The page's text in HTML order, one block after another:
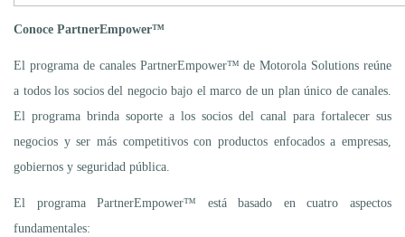
Conoce PartnerEmpower™
El programa de canales PartnerEmpower™ de Motorola Solutions reúne
a todos los socios del negocio bajo el marco de un plan único de canales.
El programa brinda soporte a los socios del canal para fortalecer sus
negocios y ser más competitivos con productos enfocados a empresas,
gobiernos y seguridad pública.
El programa PartnerEmpower™ está basado en cuatro aspectos
fundamentales: